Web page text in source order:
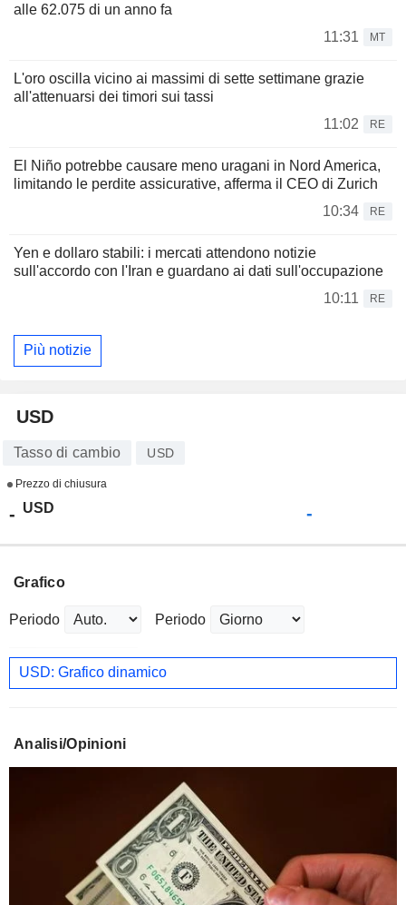
alle 62.075 di un anno fa
11:31
MT
L'oro oscilla vicino ai massimi di sette settimane grazie
all'attenuarsi dei timori sui tassi
11:02
RE
El Niño potrebbe causare meno uragani in Nord America,
limitando le perdite assicurative, afferma il CEO di Zurich
10:34
RE
Yen e dollaro stabili: i mercati attendono notizie
sull'accordo con l'Iran e guardano ai dati sull'occupazione
10:11
RE
Più notizie
USD
Tasso di cambio USD
Prezzo di chiusura
- USD -
Grafico
Periodo Periodo
USD: Grafico dinamico
Analisi/Opinioni